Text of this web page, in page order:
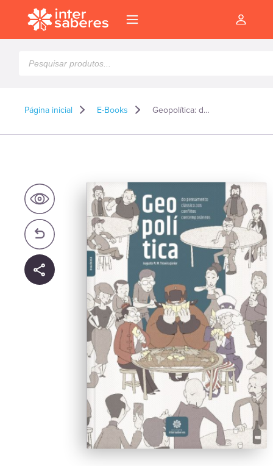
produtos
Página inicial E-Books Geopolítica: do pensamento clássico aos conflitos contemporâneos – E-book